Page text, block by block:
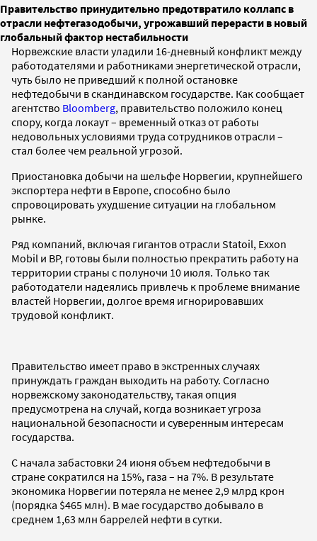
Правительство принудительно предотвратило коллапс в
отрасли нефтегазодобычи, угрожавший перерасти в новый
глобальный фактор нестабильности
Норвежские власти уладили 16-дневный конфликт между
работодателями и работниками энергетической отрасли,
чуть было не приведший к полной остановке
нефтедобычи в скандинавском государстве. Как сообщает
агентство Bloomberg, правительство положило конец
спору, когда локаут – временный отказ от работы
недовольных условиями труда сотрудников отрасли –
стал более чем реальной угрозой.
Приостановка добычи на шельфе Норвегии, крупнейшего
экспортера нефти в Европе, способно было
спровоцировать ухудшение ситуации на глобальном
рынке.
Ряд компаний, включая гигантов отрасли Statoil, Exxon
Mobil и BP, готовы были полностью прекратить работу на
территории страны с полуночи 10 июля. Только так
работодатели надеялись привлечь к проблеме внимание
властей Норвегии, долгое время игнорировавших
трудовой конфликт.
Правительство имеет право в экстренных случаях
принуждать граждан выходить на работу. Согласно
норвежскому законодательству, такая опция
предусмотрена на случай, когда возникает угроза
национальной безопасности и суверенным интересам
государства.
С начала забастовки 24 июня объем нефтедобычи в
стране сократился на 15%, газа – на 7%. В результате
экономика Норвегии потеряла не менее 2,9 млрд крон
(порядка $465 млн). В мае государство добывало в
среднем 1,63 млн баррелей нефти в сутки.